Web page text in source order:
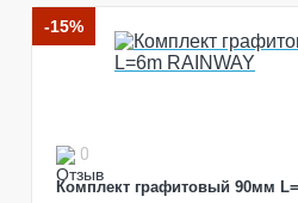
-15%
0
Комплект графитовый 90мм